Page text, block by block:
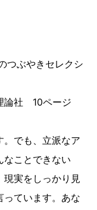
つぶやきセレクシ
論社 10ページ
。でも、立派なア
なことできない
現実をしっかり見
っています。あな